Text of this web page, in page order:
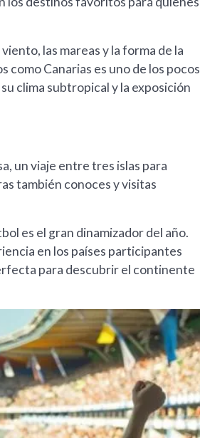
viento, las mareas y la forma de la
Canarias es uno de los pocos
clima subtropical y la exposición
un viaje entre tres islas para
también conoces y visitas
es el gran dinamizador del año.
en los países participantes
para descubrir el continente